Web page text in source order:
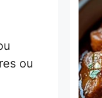
ou